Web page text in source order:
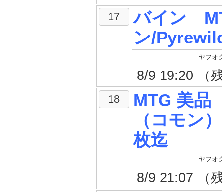
17
バイン
ン/
ヤフオ
8/9 19:20 （
18
MTG 美品
（コモン
枚迄
ヤフオ
8/9 21:07 （